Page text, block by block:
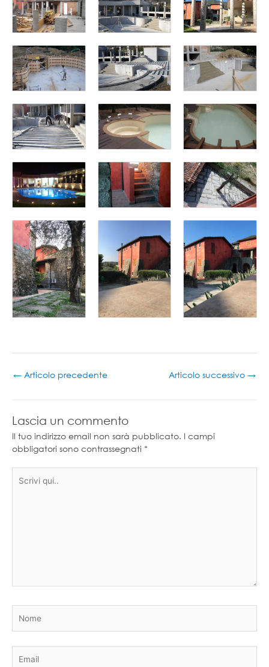
← Articolo precedente Articolo successivo →
Lascia un commento
Il tuo indirizzo email non sarà pubblicato. I campi
obbligatori sono contrassegnati *
qui..